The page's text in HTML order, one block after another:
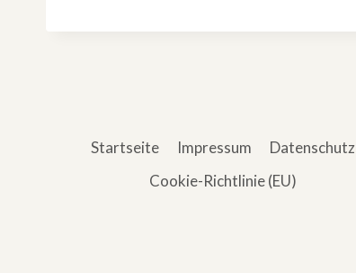
Startseite Impressum
Datenschutz
Cookie-Richtlinie (EU)